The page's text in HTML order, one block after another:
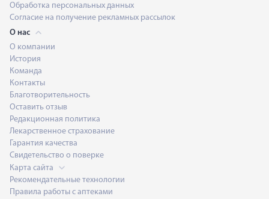
Обработка персональных данных
Согласие на получение рекламных рассылок
О нас
О компании
История
Команда
Контакты
Благотворительность
Оставить отзыв
Редакционная политика
Лекарственное страхование
Гарантия качества
Свидетельство о поверке
Карта сайта
Рекомендательные технологии
Правила работы с аптеками